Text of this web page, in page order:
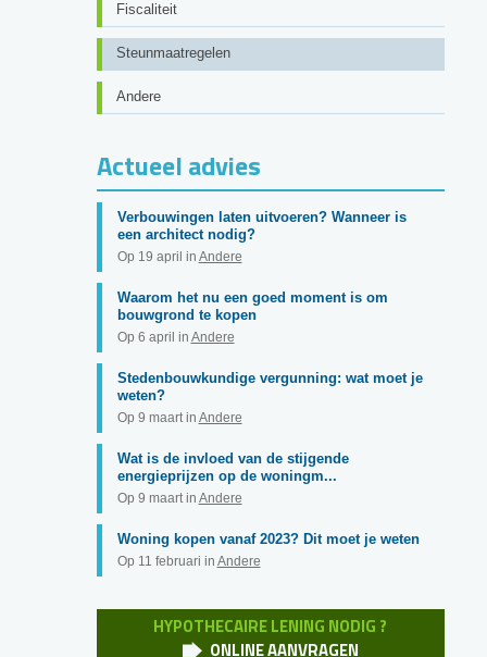
Fiscaliteit
Steunmaatregelen
Andere
Actueel advies
Verbouwingen laten uitvoeren? Wanneer is
een architect nodig?
Op 19 april in Andere
Waarom het nu een goed moment is om
bouwgrond te kopen
Op 6 april in Andere
Stedenbouwkundige vergunning: wat moet je
weten?
Op 9 maart in Andere
Wat is de invloed van de stijgende
energieprijzen op de woningm...
Op 9 maart in Andere
Woning kopen vanaf 2023? Dit moet je weten
Op 11 februari in Andere
HYPOTHECAIRE LENING NODIG ?
ONLINE AANVRAGEN